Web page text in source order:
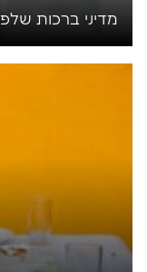
מדיני ברכות